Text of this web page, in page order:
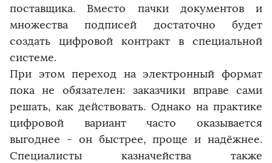
поставщика. Вместо пачки документов и
множества подписей достаточно будет
создать цифровой контракт в специальной
системе.
При этом переход на электронный формат
пока не обязателен: заказчики вправе сами
решать, как действовать. Однако на практике
цифровой вариант часто оказывается
выгоднее - он быстрее, проще и надёжнее.
Специалисты казначейства также